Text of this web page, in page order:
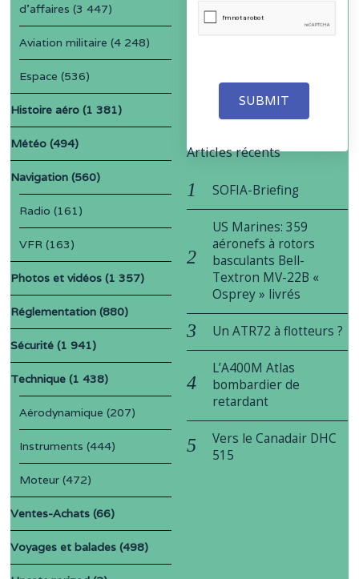
SUBMIT
d'affaires (3 447)
Aviation militaire (4 248)
Espace (536)
Histoire aéro (1 381)
Météo (494)
Navigation (560)
Radio (161)
VFR (163)
Photos et vidéos (1 357)
Réglementation (880)
Sécurité (1 941)
Technique (1 438)
Aérodynamique (207)
Instruments (444)
Moteur (472)
Ventes-Achats (66)
Voyages et balades (498)
Articles récents
SOFIA-Briefing
US Marines: 359
aéronefs à rotors
basculants Bell-
Textron MV-22B «
Osprey » livrés
Un ATR72 à flotteurs ?
L’A400M Atlas
bombardier de
retardant
Vers le Canadair DHC
515